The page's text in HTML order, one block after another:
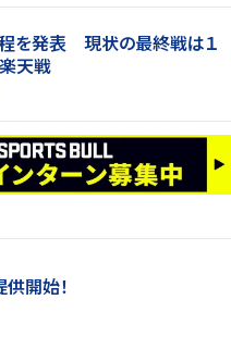
程を発表 現状の最終戦は１
天戦
開始！